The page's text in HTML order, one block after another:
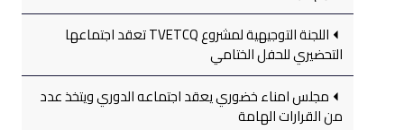
اللجنة التوجيهية لمشروع TVETCQ تعقد اجتماعها
التحضيري للحفل الختامي
مجلس امناء خضوري يعقد اجتماعه الدوري ويتخذ عدد
من القرارات الهامة